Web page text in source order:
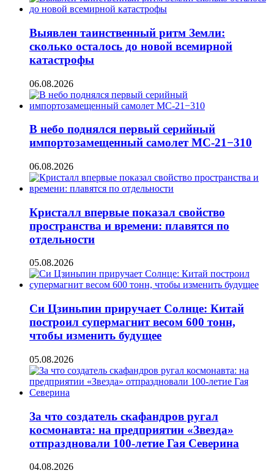
Выявлен таинственный ритм Земли:
сколько осталось до новой всемирной
катастрофы
06.08.2026
В небо поднялся первый серийный
импортозамещенный самолет МС-21−310
06.08.2026
Кристалл впервые показал свойство
пространства и времени: плавятся по
отдельности
05.08.2026
Си Цзиньпин приручает Солнце: Китай
построил супермагнит весом 600 тонн,
чтобы изменить будущее
05.08.2026
За что создатель скафандров ругал
космонавта: на предприятии «Звезда»
отпраздновали 100-летие Гая Северина
04.08.2026